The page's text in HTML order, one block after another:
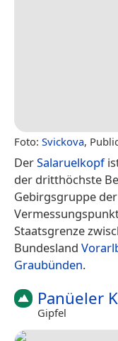
Foto: Svickova,
DerSalaruelkopf
der dritthöchste
Gebirgsgruppe
Staatsgrenze
Bundesland
Graubünden.
Panüeler
Gipfel